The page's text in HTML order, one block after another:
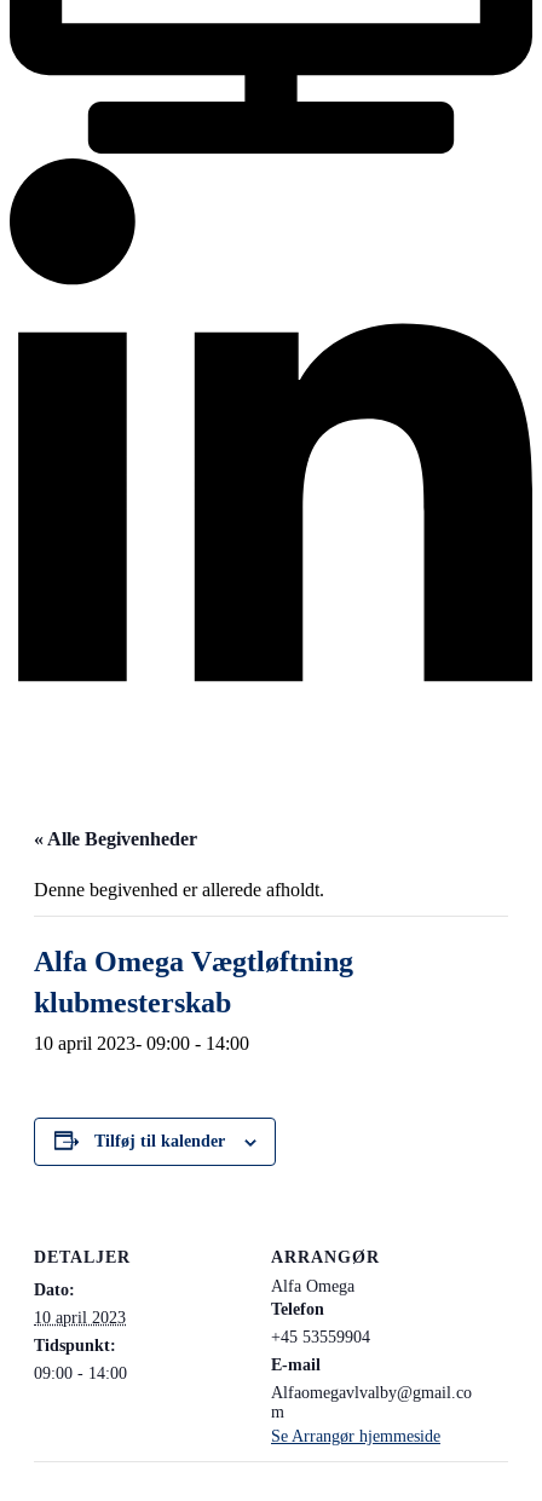
« Alle Begivenheder
Denne begivenhed er allerede afholdt.
Alfa Omega Vægtløftning
klubmesterskab
10 april 2023- 09:00 - 14:00
Tilføj til kalender
DETALJER
Dato:
10 april 2023
Tidspunkt:
09:00 - 14:00
ARRANGØR
Alfa Omega
Telefon
+45 53559904
E-mail
Alfaomegavlvalby@gmail.co
m
Se Arrangør hjemmeside